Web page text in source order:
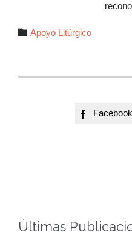
 Autor
Apoyo Litúrgico
 Facebook
Últimas